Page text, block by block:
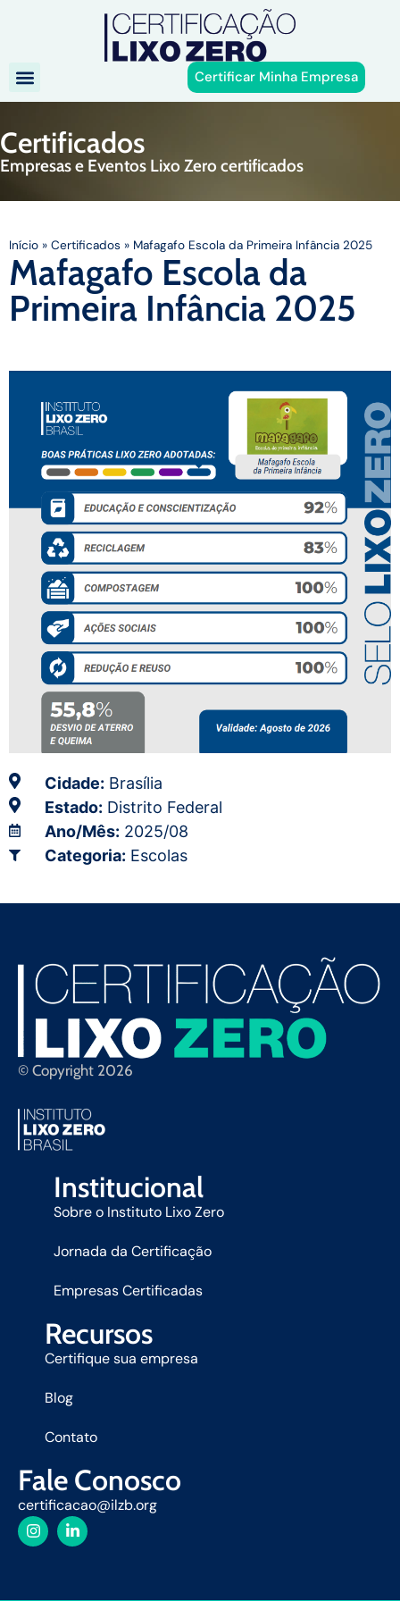
Certificar Minha Empresa
Certificados
Empresas e Eventos Lixo Zero certificados
Início » Certificados » Mafagafo Escola da Primeira Infância 2025
Mafagafo Escola da
Primeira Infância 2025
Cidade: Brasília
Estado: Distrito Federal
Ano/Mês: 2025/08
Categoria: Escolas
© Copyright 2026
Institucional
Sobre o Instituto Lixo Zero
Jornada da Certificação
Empresas Certificadas
Recursos
Certifique sua empresa
Blog
Contato
Fale Conosco
certificacao@ilzb.org